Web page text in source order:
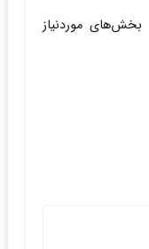
بخش‌های موردنیاز